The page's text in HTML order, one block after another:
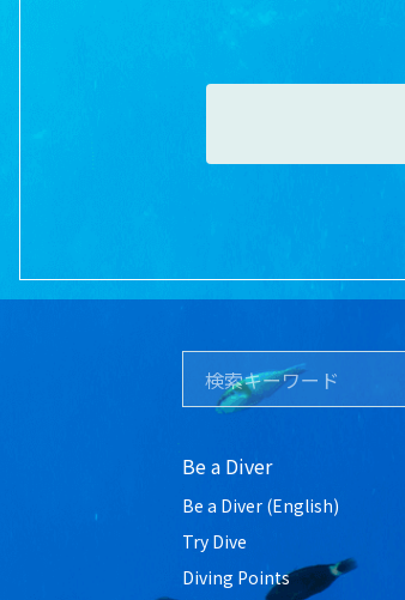
Be a Diver
Be a Diver (English)
Try Dive
Diving Points